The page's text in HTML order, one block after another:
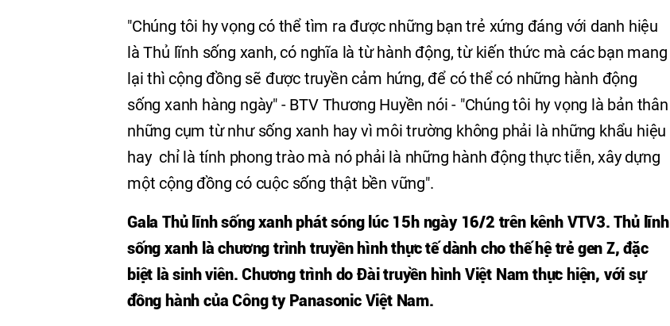
"Chúng tôi hy vọng có thể tìm ra được những bạn trẻ xứng đáng với danh hiệu
là Thủ lĩnh sống xanh, có nghĩa là từ hành động, từ kiến thức mà các bạn mang
lại thì cộng đồng sẽ được truyền cảm hứng, để có thể có những hành động
sống xanh hàng ngày" - BTV Thương Huyền nói - "Chúng tôi hy vọng là bản thân
những cụm từ như sống xanh hay vì môi trường không phải là những khẩu hiệu
hay chỉ là tính phong trào mà nó phải là những hành động thực tiễn, xây dựng
một cộng đồng có cuộc sống thật bền vững".
Gala Thủ lĩnh sống xanh phát sóng lúc 15h ngày 16/2 trên kênh VTV3. Thủ lĩnh
sống xanh là chương trình truyền hình thực tế dành cho thế hệ trẻ gen Z, đặc
biệt là sinh viên. Chương trình do Đài truyền hình Việt Nam thực hiện, với sự
đồng hành của Công ty Panasonic Việt Nam.